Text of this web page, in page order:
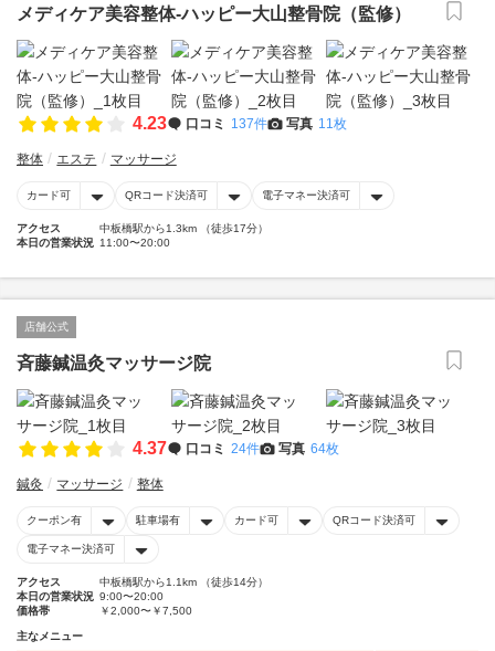
メディケア美容整体-ハッピー大山整骨院（監修）
4.23 口コミ 137件 写真 11枚
整体 エステ マッサージ
カード可 QRコード決済可 電子マネー決済可
アクセス
中板橋駅から1.3km （徒歩17分）
本日の営業状況 11:00〜20:00
店舗公式
斉藤鍼温灸マッサージ院
4.37 口コミ 24件 写真 64枚
鍼灸 マッサージ 整体
クーポン有 駐車場有 カード可 QRコード決済可
電子マネー決済可
アクセス
中板橋駅から1.1km （徒歩14分）
本日の営業状況 9:00〜20:00
価格帯
￥2,000〜￥7,500
主なメニュー